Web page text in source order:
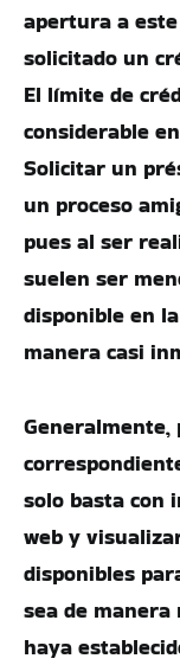
apertura a
solicitado un
El límite de
considerable
Solicitar un
un proceso
pues al ser
suelen ser
disponible en
manera casi
Generalmente,
solo basta con
web y
disponibles
sea de manera
haya